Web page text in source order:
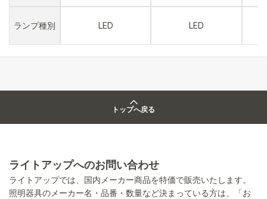
ランプ種別 LED LED
トップへ戻る
ライトアップへのお問い合わせ
ライトアップでは、国内メーカー商品を特価で販売いたします。
照明器具のメーカー名・品番・数量など決まっている方は、「お